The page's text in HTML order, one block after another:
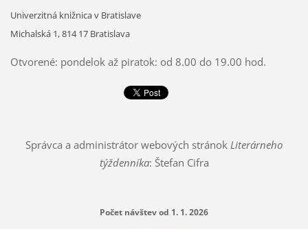
Univerzitná knižnica v Bratislave
Michalská 1, 814 17 Bratislava
Otvorené: pondelok až piratok: od 8.00 do 19.00 hod.
Správca a administrátor webových stránok Literárneho
týždenníka: Štefan Cifra
Počet návštev od 1. 1. 2026